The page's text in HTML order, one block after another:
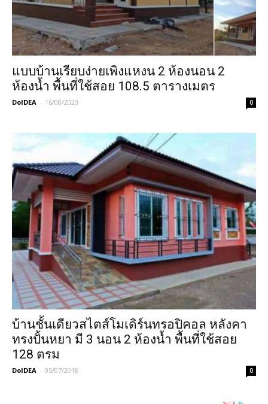
แบบบ้านเรียบง่ายเพิงแหงน 2 ห้องนอน 2
ห้องน้ำ พื้นที่ใช้สอย 108.5 ตารางเมตร
DoIDEA - 16/08/2020 0
บ้านชั้นเดียวสไตส์โมเดิร์นทรอปิคอล หลังคา
ทรงปั้นหยา มี 3 นอน 2 ห้องน้ำ พื้นที่ใช้สอย
128 ตรม
DoIDEA - 05/07/2018 0